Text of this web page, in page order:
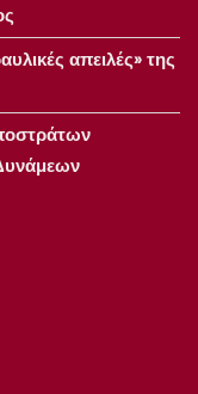
απειλές» της